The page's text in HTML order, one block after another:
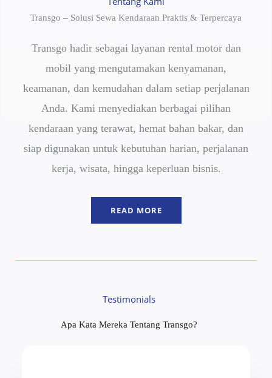
Transgo – Solusi Sewa Kendaraan Praktis & Terpercaya
Transgo hadir sebagai layanan rental motor dan
mobil yang mengutamakan kenyamanan,
keamanan, dan kemudahan dalam setiap perjalanan
Anda. Kami menyediakan berbagai pilihan
kendaraan yang terawat, hemat bahan bakar, dan
siap digunakan untuk kebutuhan harian, perjalanan
kerja, wisata, hingga keperluan bisnis.
READ MORE
Testimonials
Apa Kata Mereka Tentang Transgo?